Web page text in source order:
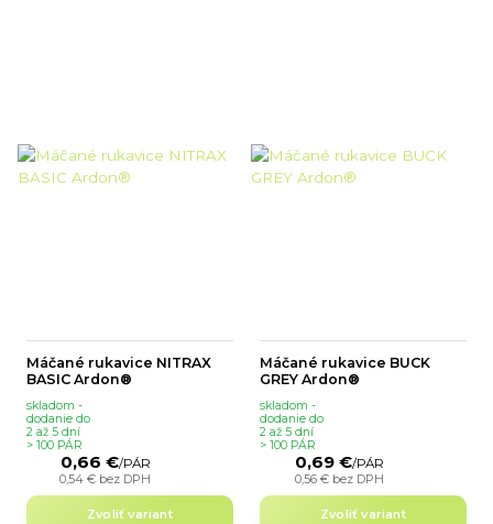
Máčané rukavice NITRAX
BASIC Ardon®
0,66 €/PÁR
0,54 € bez DPH
skladom -
dodanie do
2 až 5 dní
> 100 PÁR
Zvoliť variant
Máčané rukavice BUCK
GREY Ardon®
0,69 €/PÁR
0,56 € bez DPH
skladom -
dodanie do
2 až 5 dní
> 100 PÁR
Zvoliť variant